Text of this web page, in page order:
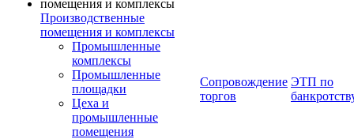
Производственные
помещения и комплексы
Промышленные
комплексы
Промышленные
площадки
Цеха и
промышленные
помещения
Сопровождение
торгов
ЭТП по